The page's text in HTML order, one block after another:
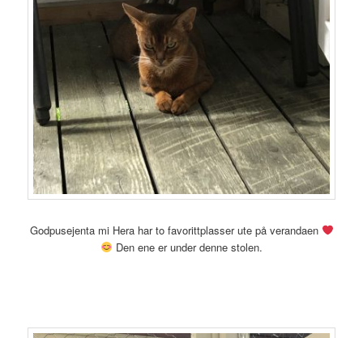
Godpusejenta mi Hera har to favorittplasser ute på verandaen
Den ene er under denne stolen.